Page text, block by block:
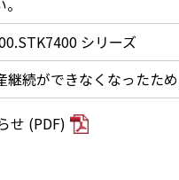
シリーズ
続ができなくなったため
せ (PDF)